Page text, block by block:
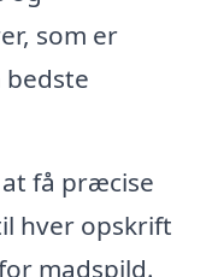
som er
at få præcise
hver opskrift
madspild.